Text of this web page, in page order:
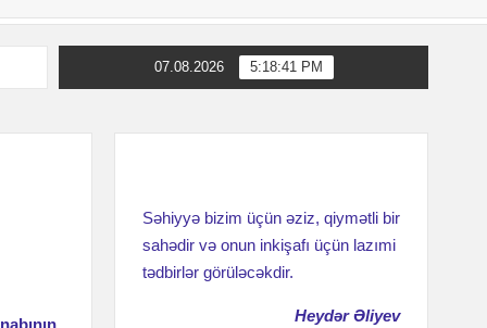
07.08.2026 5:18:41 PM
Səhiyyə bizim üçün əziz, qiymətli bir
sahədir və onun inkişafı üçün lazımi
tədbirlər görüləcəkdir.
Heydər Əliyev